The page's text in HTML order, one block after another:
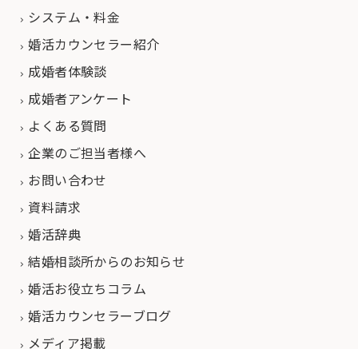
システム・料金
婚活カウンセラー紹介
成婚者体験談
成婚者アンケート
よくある質問
企業のご担当者様へ
お問い合わせ
資料請求
婚活辞典
結婚相談所からのお知らせ
婚活お役立ちコラム
婚活カウンセラーブログ
メディア掲載